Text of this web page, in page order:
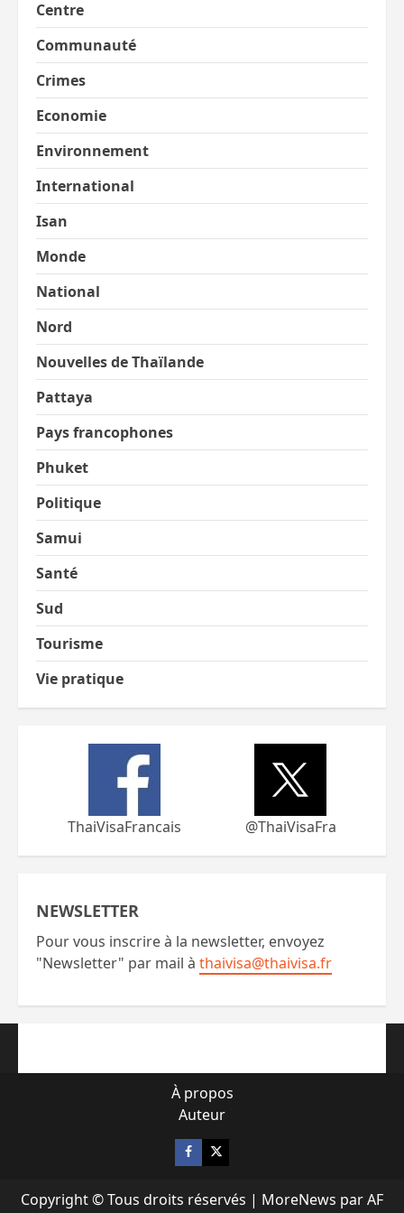
Centre
Communauté
Crimes
Economie
Environnement
International
Isan
Monde
National
Nord
Nouvelles de Thaïlande
Pattaya
Pays francophones
Phuket
Politique
Samui
Santé
Sud
Tourisme
Vie pratique
ThaiVisaFrancais @ThaiVisaFra
NEWSLETTER
Pour vous inscrire à la newsletter, envoyez
"Newsletter" par mail à thaivisa@thaivisa.fr
À propos
Auteur
Facebook
X
Copyright © Tous droits réservés | MoreNews par AF